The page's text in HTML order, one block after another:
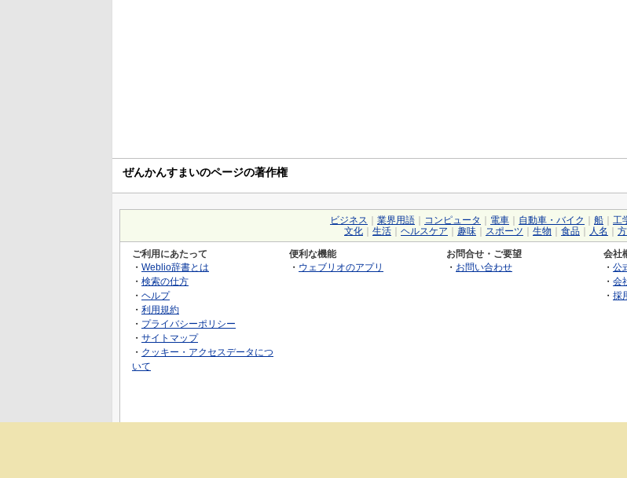
ぜんかんすまいのページの著作権
ビジネス 業界用語 コンピュータ 電車 自動車・バイク 船 工
文化
生活 ヘルスケア 趣味 スポーツ 生物 食品 人名
ご利用にあたって
・ Weblio辞書とは
・ 検索の仕方
・ ヘルプ
・ 利用規約
・ プライバシーポリシー
・ サイトマップ
・ クッキー・アクセスデータにつ
いて
便利な機能
・ ウェブリオのアプリ
お問合せ・ご要望
・ お問い合わせ
会社
・ 公
・ 会
・ 採